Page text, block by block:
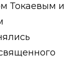
Токаевым и